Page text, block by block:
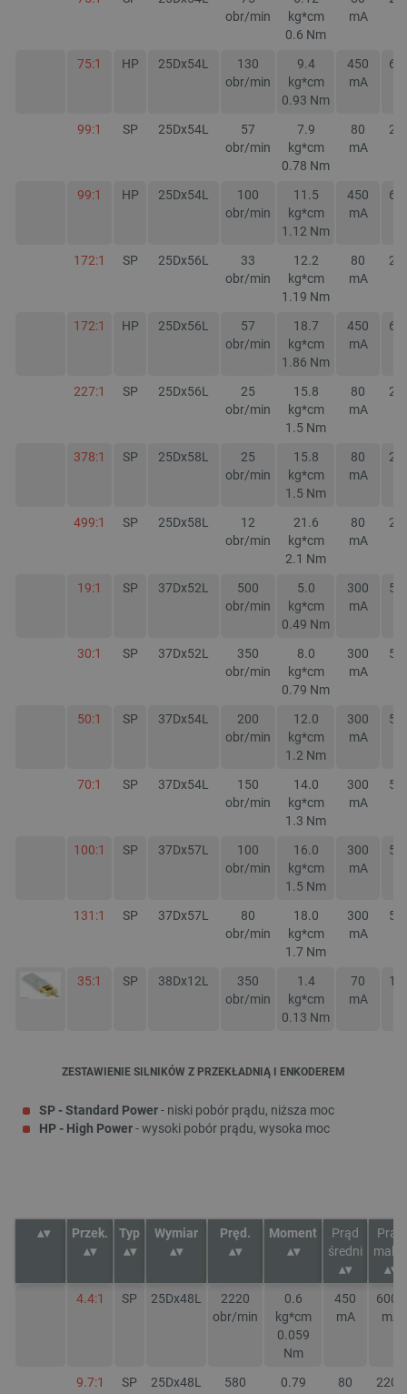
obr/min
kg*cm
0.6 Nm
mA
75:1 HP 25Dx54L
130
obr/min
9.4
kg*cm
0.93 Nm
450
mA
99:1 SP 25Dx54L
57
obr/min
7.9
kg*cm
0.78 Nm
80
mA
99:1 HP 25Dx54L
100
obr/min
11.5
kg*cm
1.12 Nm
450
mA
172:1 SP 25Dx56L
33
obr/min
12.2
kg*cm
1.19 Nm
80
mA
172:1 HP 25Dx56L
57
obr/min
18.7
kg*cm
1.86 Nm
450
mA
227:1 SP 25Dx56L
25
obr/min
15.8
kg*cm
1.5 Nm
80
mA
378:1 SP 25Dx58L
25
obr/min
15.8
kg*cm
1.5 Nm
80
mA
499:1 SP 25Dx58L
12
obr/min
21.6
kg*cm
2.1 Nm
80
mA
19:1 SP 37Dx52L
500
obr/min
5.0
kg*cm
0.49 Nm
300
mA
30:1 SP 37Dx52L
350
obr/min
8.0
kg*cm
0.79 Nm
300
mA
50:1 SP 37Dx54L
200
obr/min
12.0
kg*cm
1.2 Nm
300
mA
70:1 SP 37Dx54L
150
obr/min
14.0
kg*cm
1.3 Nm
300
mA
100:1 SP 37Dx57L
100
obr/min
16.0
kg*cm
1.5 Nm
300
mA
131:1 SP 37Dx57L
80
obr/min
18.0
kg*cm
1.7 Nm
300
mA
35:1 SP 38Dx12L
350
obr/min
1.4
kg*cm
0.13 Nm
70
mA
ZESTAWIENIE SILNIKÓW Z PRZEKŁADNIĄ I ENKODEREM
SP - Standard Power- niski pobór prądu, niższa moc
HP - High Power- wysoki pobór prądu, wysoka moc
Przek. Typ Wymiar Pręd. Moment
Prąd
średni
Prąd
maks.
4.4:1 SP 25Dx48L
2220
obr/min
0.6
kg*cm
0.059
Nm
450
mA
6000
mA
9.7:1 SP 25Dx48L
580
0.79
80
2200
.youtube.com
__cf_bm
Cloudflare Inc.
.inpost.pl
Cloudflare Inc.
PHP.net
botland.com.pl
__cf_bm
Cloudflare Inc.
.bambulab.com
Polityce prywatności Google